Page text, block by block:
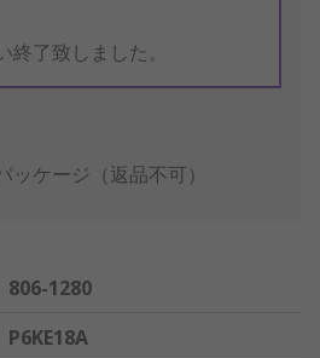
了致しました。
ッケージ（返品不可）
806-1280
P6KE18A